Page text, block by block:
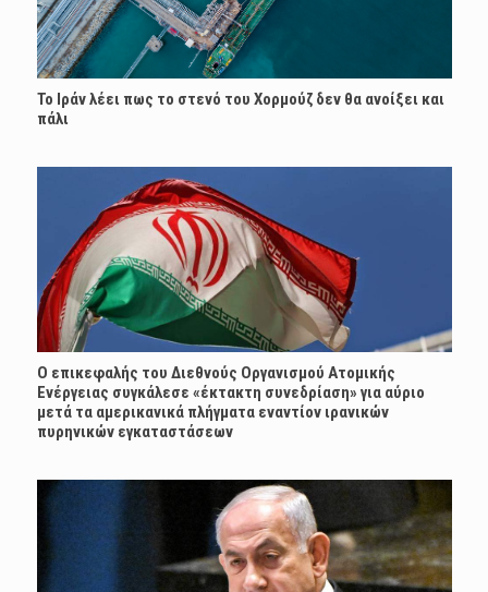
Το Ιράν λέει πως το στενό του Χορμούζ δεν θα ανοίξει και
πάλι
Ο επικεφαλής του Διεθνούς Οργανισμού Ατομικής
Ενέργειας συγκάλεσε «έκτακτη συνεδρίαση» για αύριο
μετά τα αμερικανικά πλήγματα εναντίον ιρανικών
πυρηνικών εγκαταστάσεων